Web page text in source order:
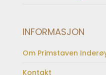
INFORMASJON
Om Primstaven
Kontakt